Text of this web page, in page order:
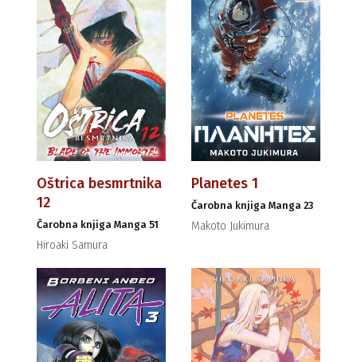
Oštrica besmrtnika
12
Čarobna knjiga Manga 51
Hiroaki Samura
Planetes 1
Čarobna knjiga Manga 23
Makoto Jukimura